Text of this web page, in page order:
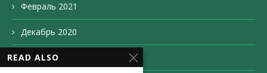
Февраль 2021
Декабрь 2020
Ноябрь 2020
READ ALSO